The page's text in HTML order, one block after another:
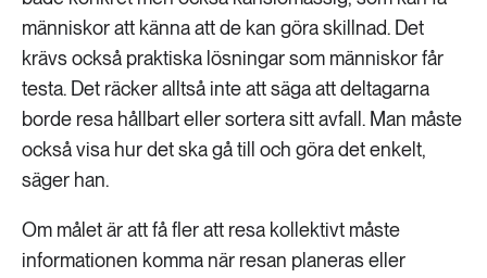
människor att känna att de kan göra skillnad. Det
krävs också praktiska lösningar som människor får
testa. Det räcker alltså inte att säga att deltagarna
borde resa hållbart eller sortera sitt avfall. Man måste
också visa hur det ska gå till och göra det enkelt,
säger han.
Om målet är att få fler att resa kollektivt måste
informationen komma när resan planeras eller